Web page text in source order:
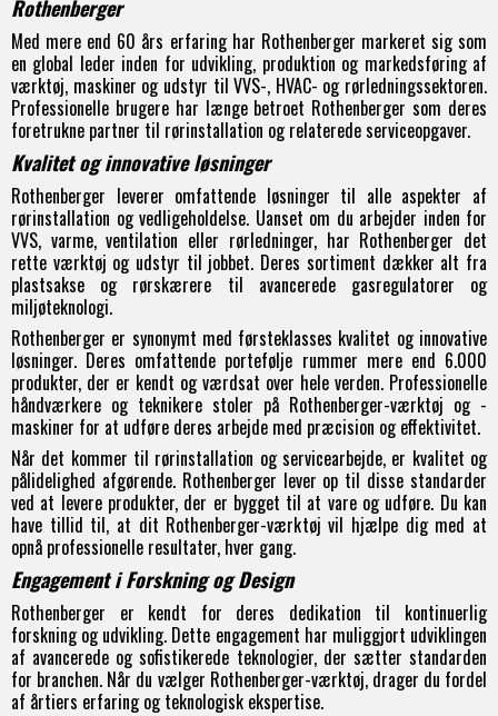
Rothenberger
Med mere end 60 års erfaring har Rothenberger markeret sig som
en global leder inden for udvikling, produktion og markedsføring af
værktøj, maskiner og udstyr til VVS-, HVAC- og rørledningssektoren.
Professionelle brugere har længe betroet Rothenberger som deres
foretrukne partner til rørinstallation og relaterede serviceopgaver.
Kvalitet og innovative løsninger
Rothenberger leverer omfattende løsninger til alle aspekter af
rørinstallation og vedligeholdelse. Uanset om du arbejder inden for
VVS, varme, ventilation eller rørledninger, har Rothenberger det
rette værktøj og udstyr til jobbet. Deres sortiment dækker alt fra
plastsakse ogrørskærere til avancerede gasregulatorer og
miljøteknologi.
Rothenberger er synonymt med førsteklasses kvalitet og innovative
løsninger. Deres omfattende portefølje rummer mere end 6.000
produkter, der er kendt og værdsat over hele verden. Professionelle
håndværkere og teknikere stoler på Rothenberger-værktøj og -
maskiner for at udføre deres arbejde med præcision og effektivitet.
Når det kommer til rørinstallation og servicearbejde, er kvalitet og
pålidelighed afgørende. Rothenberger lever op til disse standarder
ved at levere produkter, der er bygget til at vare og udføre. Du kan
have tillid til, at dit Rothenberger-værktøj vil hjælpe dig med at
opnå professionelle resultater, hver gang.
Engagement i Forskning og Design
Rothenberger er kendt for deres dedikation til kontinuerlig
forskning og udvikling. Dette engagement har muliggjort udviklingen
af avancerede og sofistikerede teknologier, der sætter standarden
for branchen. Når du vælger Rothenberger-værktøj, drager du fordel
af årtiers erfaring og teknologisk ekspertise.